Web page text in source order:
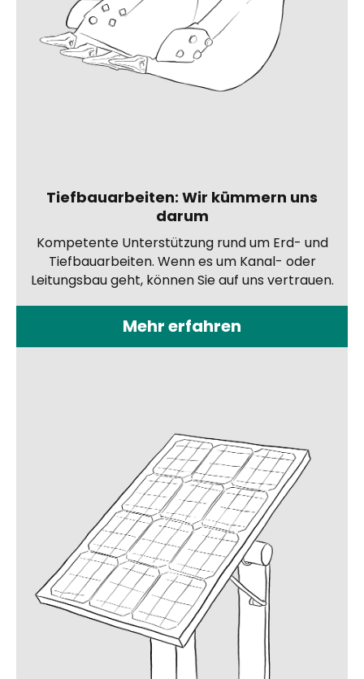
Tiefbauarbeiten: Wir kümmern uns
darum
Kompetente Unterstützung rund um Erd- und
Tiefbauarbeiten. Wenn es um Kanal- oder
Leitungsbau geht, können Sie auf uns vertrauen.
Mehr erfahren